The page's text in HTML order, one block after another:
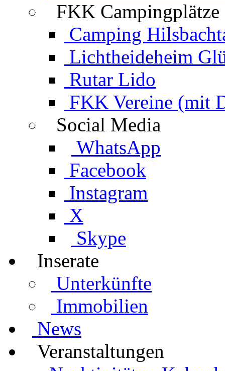
FKK Campingplätze
Camping
Lichtheideheim
Rutar Lido
FKK Vereine (mit
Social Media
WhatsApp
Facebook
Instagram
X
Skype
Inserate
Unterkünfte
Immobilien
News
Veranstaltungen